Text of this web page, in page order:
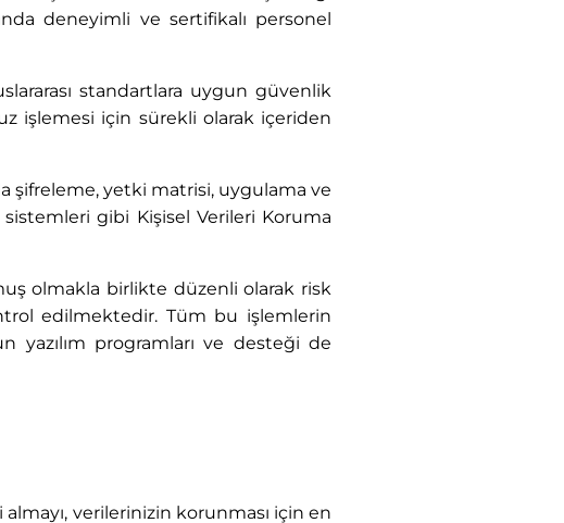
deneyimli ve sertifikalı personel
standartlara uygun güvenlik
işlemesi için sürekli olarak içeriden
şifreleme, yetki matrisi, uygulama ve
gibi Kişisel Verileri Koruma
olmakla birlikte düzenli olarak risk
edilmektedir. Tüm bu işlemlerin
yazılım programları ve desteği de
verilerinizin korunması için en